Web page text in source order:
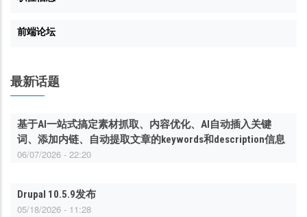
前端论坛
最新话题
基于AI一站式搞定素材抓取、内容优化、AI自动插入关键
词、添加内链、自动提取文章的keywords和description信息
06/07/2026 - 22:20
Drupal 10.5.9发布
05/18/2026 - 11:28